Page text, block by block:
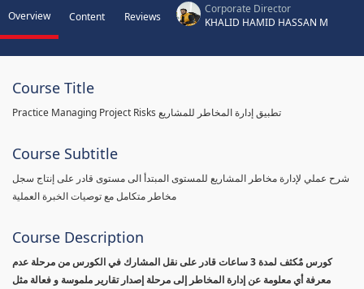
Overview Content Reviews
Corporate Director
KHALID HAMID HASSAN M
Course Title
Practice Managing Project Risks تطبيق إدارة المخاطر للمشاريع
Course Subtitle
شرح عملي لإدارة مخاطر المشاريع للمستوى المبتدأ الى مستوى قادر على إنتاج سجل
مخاطر متكامل مع توصيات الخبرة العملية
Course Description
كورس مٌكثف لمدة 3 ساعات قادر على نقل المشارك في الكورس من مرحلة عدم
معرفة أي معلومة عن إدارة المخاطر إلى مرحلة إصدار تقارير ملموسة و فعالة مثل